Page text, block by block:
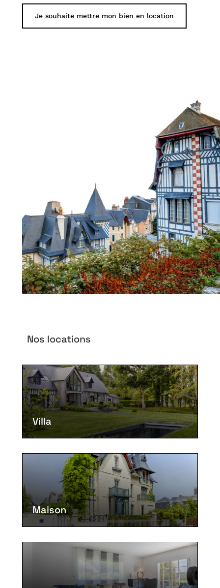
Je souhaite mettre mon bien en location
Nos locations
Villa
Maison